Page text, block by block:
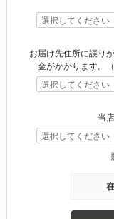
お届け先住所に誤り
金がかかります。
当